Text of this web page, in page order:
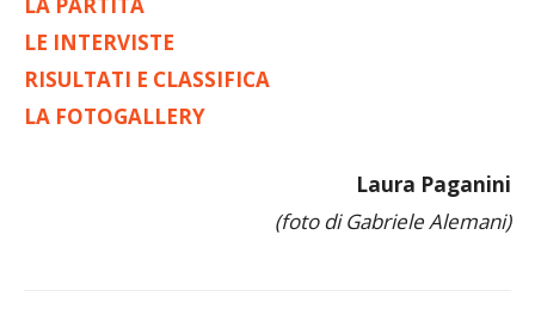
LE INTERVISTE
RISULTATI E CLASSIFICA
LA FOTOGALLERY
Laura Paganini
(foto di Gabriele Alemani)